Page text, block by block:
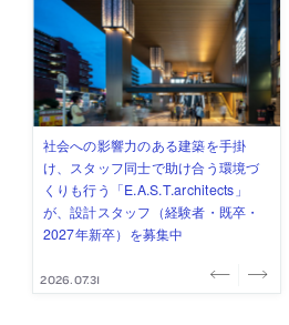
古民家を軸に全国で“価値循環の仕組
み”を作り、リモートワーク主体の働
き方を実践する「株式会社つぎと」
が、設計スタッフ（経験者・既卒）
を募集中
2026.08.03
リノベる株式会社が、設計パートナ
ー (業務委託) を募集中
2026.08.03
社会への影響力のある建築を手掛
け、スタッフ同士で助け合う環境づ
くりも行う「E.A.S.T.architects」
が、設計スタッフ（経験者・既卒・
2027年新卒）を募集中
2026.07.31
代官山を拠点に活動する「梅澤竜也 /
ALA INC.」が、設計スタッフ・アル
バイト・事務職を募集中
2026.07.30
住宅や共同住宅などを手掛け、“合理
的でシンプルなデザイン”を志向する
「PANDA：山本浩三建築設計事務
所」が、設計スタッフ（経験者・既
卒・2027年新卒）を募集中
2026.07.29